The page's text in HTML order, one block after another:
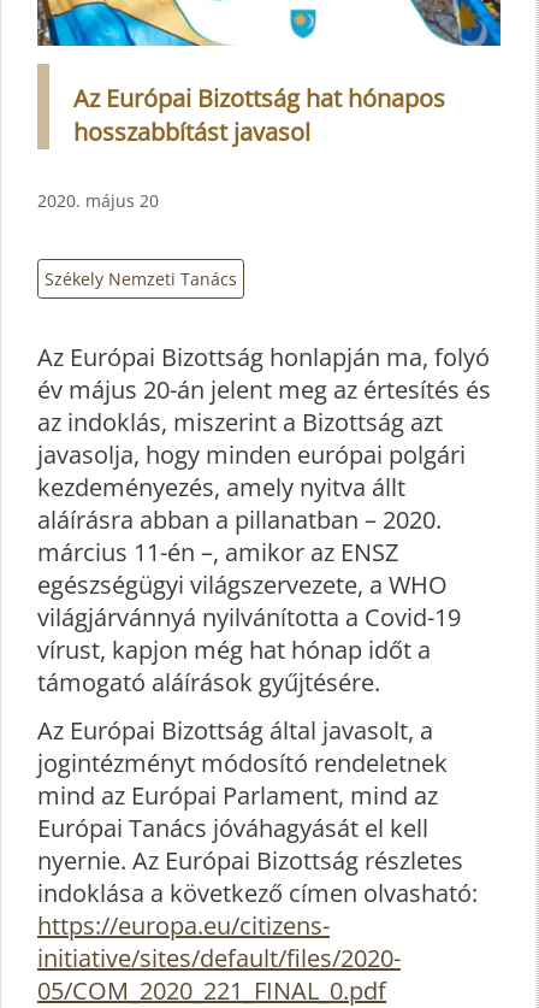
Az Európai Bizottság hat hónapos
hosszabbítást javasol
2020. május 20
Székely Nemzeti Tanács
Az Európai Bizottság honlapján ma, folyó
év május 20-án jelent meg az értesítés és
az indoklás, miszerint a Bizottság azt
javasolja, hogy minden európai polgári
kezdeményezés, amely nyitva állt
aláírásra abban a pillanatban – 2020.
március 11-én –, amikor az ENSZ
egészségügyi világszervezete, a WHO
világjárvánnyá nyilvánította a Covid-19
vírust, kapjon még hat hónap időt a
támogató aláírások gyűjtésére.
Az Európai Bizottság által javasolt, a
jogintézményt módosító rendeletnek
mind az Európai Parlament, mind az
Európai Tanács jóváhagyását el kell
nyernie. Az Európai Bizottság részletes
indoklása a következő címen olvasható:
https://europa.eu/citizens-
initiative/sites/default/files/2020-
05/COM_2020_221_FINAL_0.pdf